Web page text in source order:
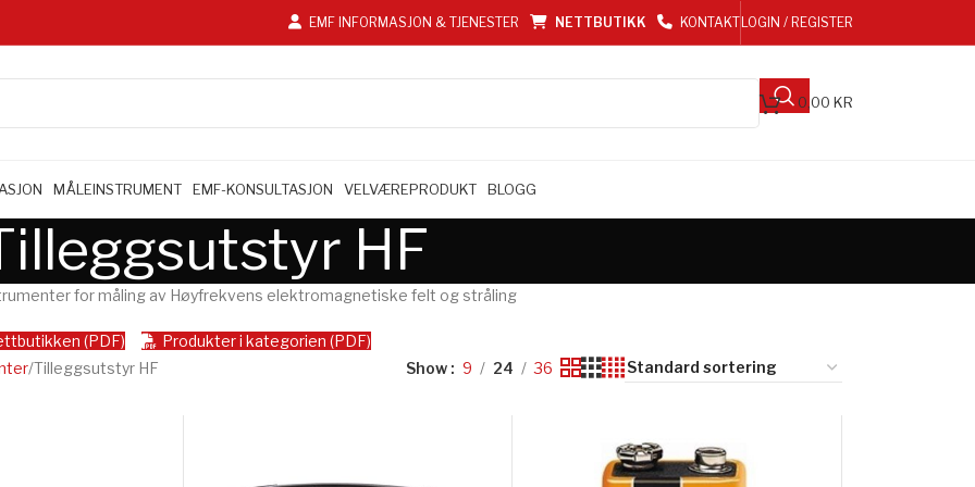
EMF INFORMASJON & TJENESTER NETTBUTIKK KONTAKTLOGIN / REGISTER
0,00 KR
MÅLEINSTRUMENT EMF-KONSULTASJON VELVÆREPRODUKT BLOGG
HF
for måling av Høyfrekvens elektromagnetiske felt og stråling
(PDF)
Produkter i kategorien (PDF)
Tilleggsutstyr HF Show 9 24 36